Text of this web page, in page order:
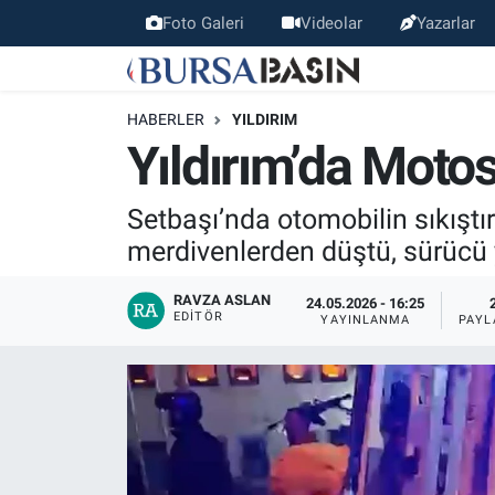
Foto Galeri Videolar Yazarlar
HABERLER YILDIRIM
Yıldırım’da
Setbaşı’nda otomobilin
merdivenlerden düştü, sürücü
RAVZA ASLAN
EDITÖR
24.05.2026 - 16:25
YAYINLANMA
Bursa Haber
Bilim, Teknoloji
KÜLTÜR-SANAT
Bursaspor
Bursa Nöbetçi Eczaneler
Bursa Hava Durumu
Bursa Trafik Yoğunluk Haritası
Süper Lig Puan Durumu ve Fikstür
Tüm Manşetler
Son Dakika Haberleri
Haber Arşivi